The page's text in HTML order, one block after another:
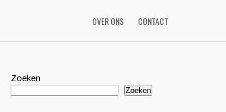
OVER ONS CONTACT
Zoeken
Zoeken